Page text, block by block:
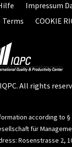
Impressum
Terms COOKIE
All rights
according to
für
Rosenstrasse 2,